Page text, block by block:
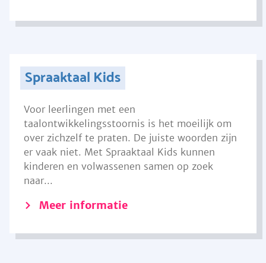
Spraaktaal Kids
Voor leerlingen met een
taalontwikkelingsstoornis is het moeilijk om
over zichzelf te praten. De juiste woorden zijn
er vaak niet. Met Spraaktaal Kids kunnen
kinderen en volwassenen samen op zoek
naar...
Meer informatie